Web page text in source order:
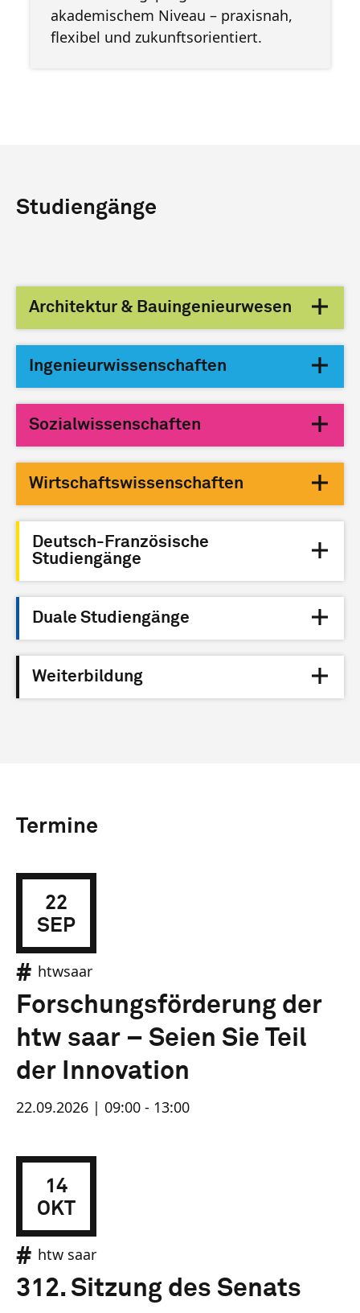
akademischem Niveau – praxisnah,
flexibel und zukunftsorientiert.
Studiengänge
Architektur & Bauingenieurwesen
Ingenieurwissenschaften
Sozialwissenschaften
Wirtschaftswissenschaften
Deutsch-Französische
Studiengänge
Duale Studiengänge
Weiterbildung
Termine
22
SEP
htwsaar
Forschungsförderung der
htw saar – Seien Sie Teil
der Innovation
22.09.2026 | 09:00 - 13:00
14
OKT
htw saar
312. Sitzung des Senats